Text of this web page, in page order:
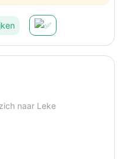
naar Leke